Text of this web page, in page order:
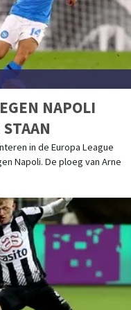
NAPOLI
in de Europa League
Napoli. De ploeg van Arne